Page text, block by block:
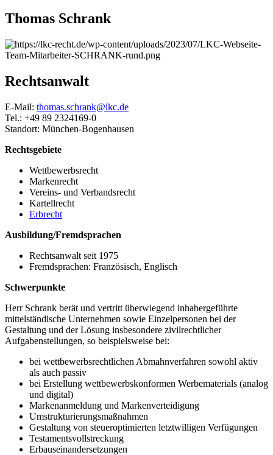
Thomas Schrank
Rechtsanwalt
E-Mail: thomas.schrank@lkc.de
Tel.: +49 89 2324169-0
Standort: München-Bogenhausen
Rechtsgebiete
Wettbewerbsrecht
Markenrecht
Vereins- und Verbandsrecht
Kartellrecht
Erbrecht
Ausbildung/Fremdsprachen
Rechtsanwalt seit 1975
Fremdsprachen: Französisch, Englisch
Schwerpunkte
Herr Schrank berät und vertritt überwiegend inhabergeführte
mittelständische Unternehmen sowie Einzelpersonen bei der
Gestaltung und der Lösung insbesondere zivilrechtlicher
Aufgabenstellungen, so beispielsweise bei:
bei wettbewerbsrechtlichen Abmahnverfahren sowohl aktiv
als auch passiv
bei Erstellung wettbewerbskonformen Werbematerials (analog
und digital)
Markenanmeldung und Markenverteidigung
Umstrukturierungsmaßnahmen
Gestaltung von steueroptimierten letztwilligen Verfügungen
Testamentsvollstreckung
Erbauseinandersetzungen